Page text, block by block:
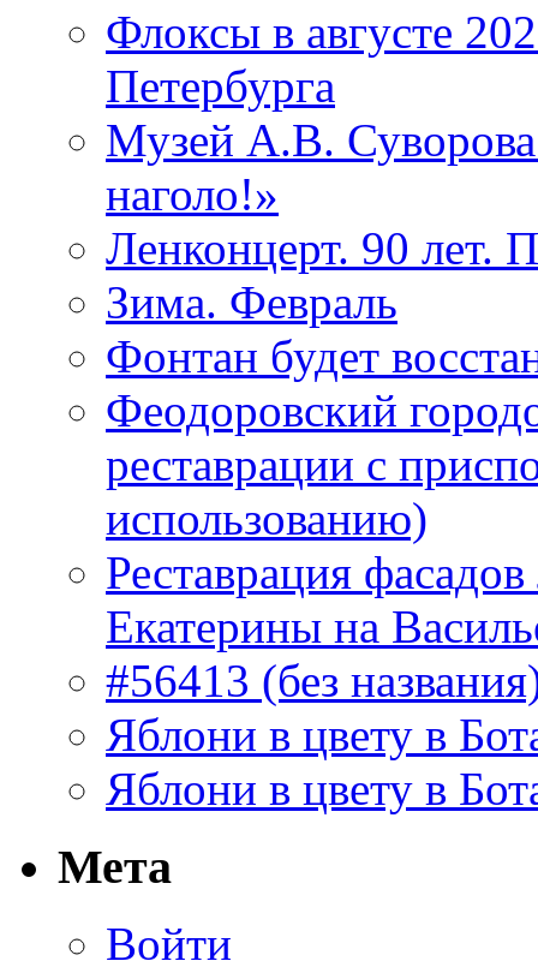
Флоксы в августе
Петербурга
Музей А.В.
наголо!»
Ленконцерт. 90 лет.
Зима. Февраль
Фонтан будет
Феодоровский
реставрации с
использованию)
Реставрация
Екатерины на
#56413 (без
Яблони в цвету в
Яблони в цвету в
Мета
Войти